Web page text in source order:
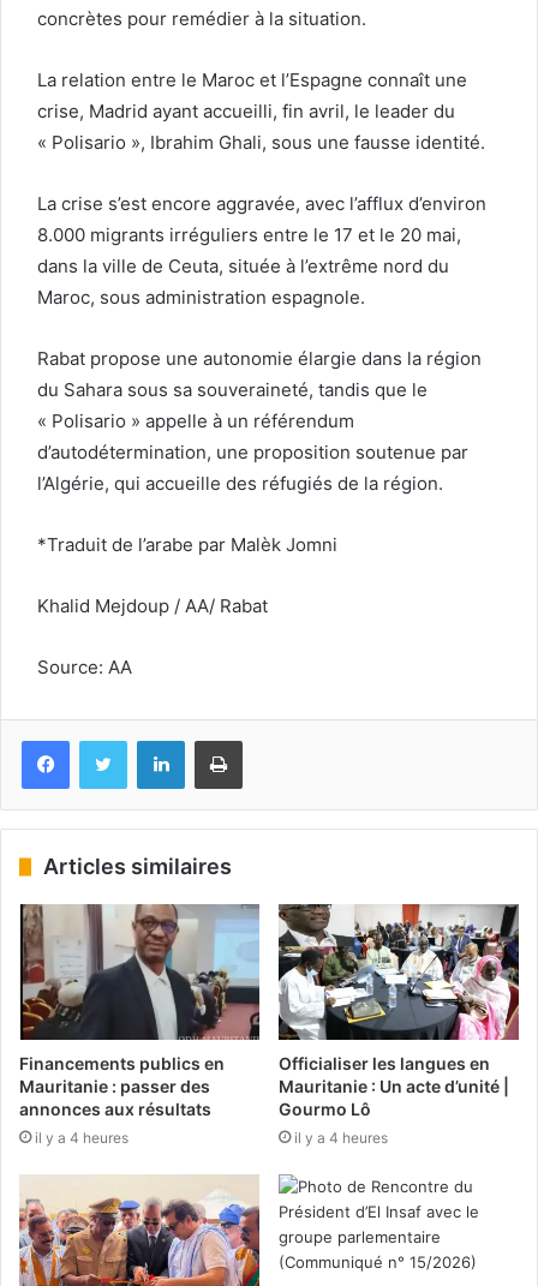
concrètes pour remédier à la situation.
La relation entre le Maroc et l’Espagne connaît une
crise, Madrid ayant accueilli, fin avril, le leader du
« Polisario », Ibrahim Ghali, sous une fausse identité.
La crise s’est encore aggravée, avec l’afflux d’environ
8.000 migrants irréguliers entre le 17 et le 20 mai,
dans la ville de Ceuta, située à l’extrême nord du
Maroc, sous administration espagnole.
Rabat propose une autonomie élargie dans la région
du Sahara sous sa souveraineté, tandis que le
« Polisario » appelle à un référendum
d’autodétermination, une proposition soutenue par
l’Algérie, qui accueille des réfugiés de la région.
*Traduit de l’arabe par Malèk Jomni
Khalid Mejdoup / AA/ Rabat
Source: AA
FacebookTwitter LinkedinImprimer
Articles similaires
Financements publics en
Mauritanie : passer des
annonces aux résultats
il y a 4 heures
Officialiser les langues en
Mauritanie : Un acte d’unité |
Gourmo Lô
il y a 4 heures